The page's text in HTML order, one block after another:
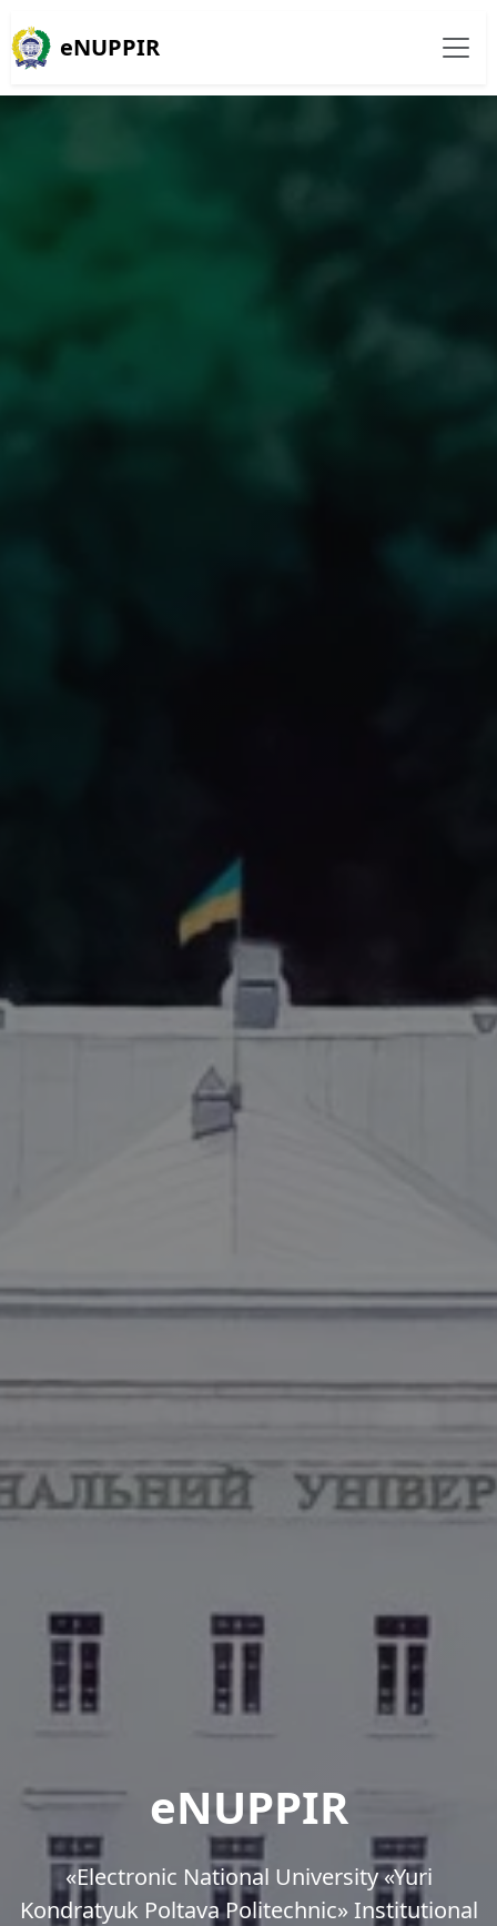
eNUPPIR
eNUPPIR
«Еlectronic National University «Yuri
Kondratyuk Poltava Politechnic» Institutional